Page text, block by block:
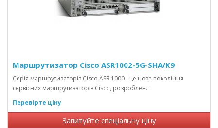
Маршрутизатор Cisco ASR1002-5G-SHA/K9
Серія маршрутизаторів Cisco ASR 1000 - це нове покоління
сервісних маршрутизаторів Cisco, розроблен..
Перевірте ціну
Запитуйте спеціальну ціну